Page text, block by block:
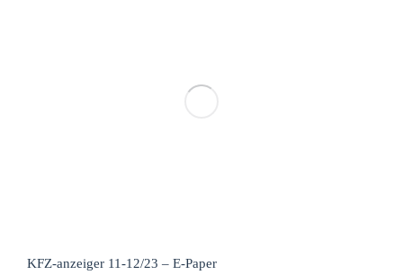
KFZ-anzeiger 11-12/23 – E-Paper